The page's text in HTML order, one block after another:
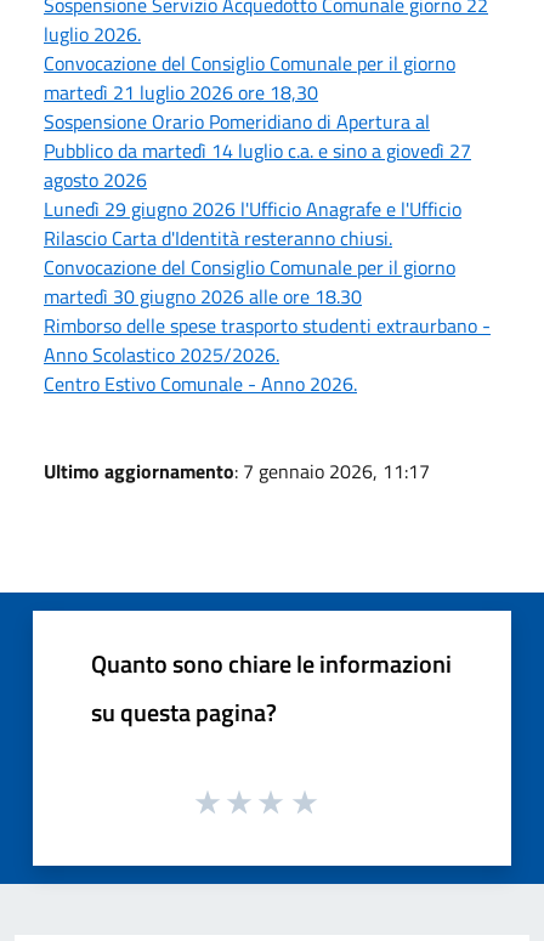
luglio 2026.
Convocazione del Consiglio Comunale per il giorno
martedì 21 luglio 2026 ore 18,30
Sospensione Orario Pomeridiano di Apertura al
Pubblico da martedì 14 luglio c.a. e sino a giovedì 27
agosto 2026
Lunedì 29 giugno 2026 l'Ufficio Anagrafe e l'Ufficio
Rilascio Carta d'Identità resteranno chiusi.
Convocazione del Consiglio Comunale per il giorno
martedì 30 giugno 2026 alle ore 18.30
Rimborso delle spese trasporto studenti extraurbano -
Anno Scolastico 2025/2026.
Centro Estivo Comunale - Anno 2026.
Ultimo aggiornamento: 7 gennaio 2026, 11:17
Quanto sono chiare le informazioni
su questa pagina?